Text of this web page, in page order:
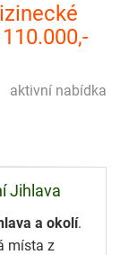
aktivní nabídka
Jihlava
a okolí.
místa z